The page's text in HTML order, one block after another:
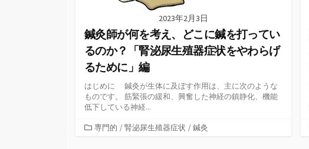
2023年2月3日
鍼灸師が何を考え、どこに鍼を打ってい
るのか？「腎泌尿生殖器症状をやわらげ
るために」編
はじめに 鍼灸が生体に及ぼす作用は、主に次のような
ものです。 筋緊張の緩和、興奮した神経の鎮静化、機能
低下している神経...
カ専門的 / 腎泌尿生殖器症状 / 鍼灸